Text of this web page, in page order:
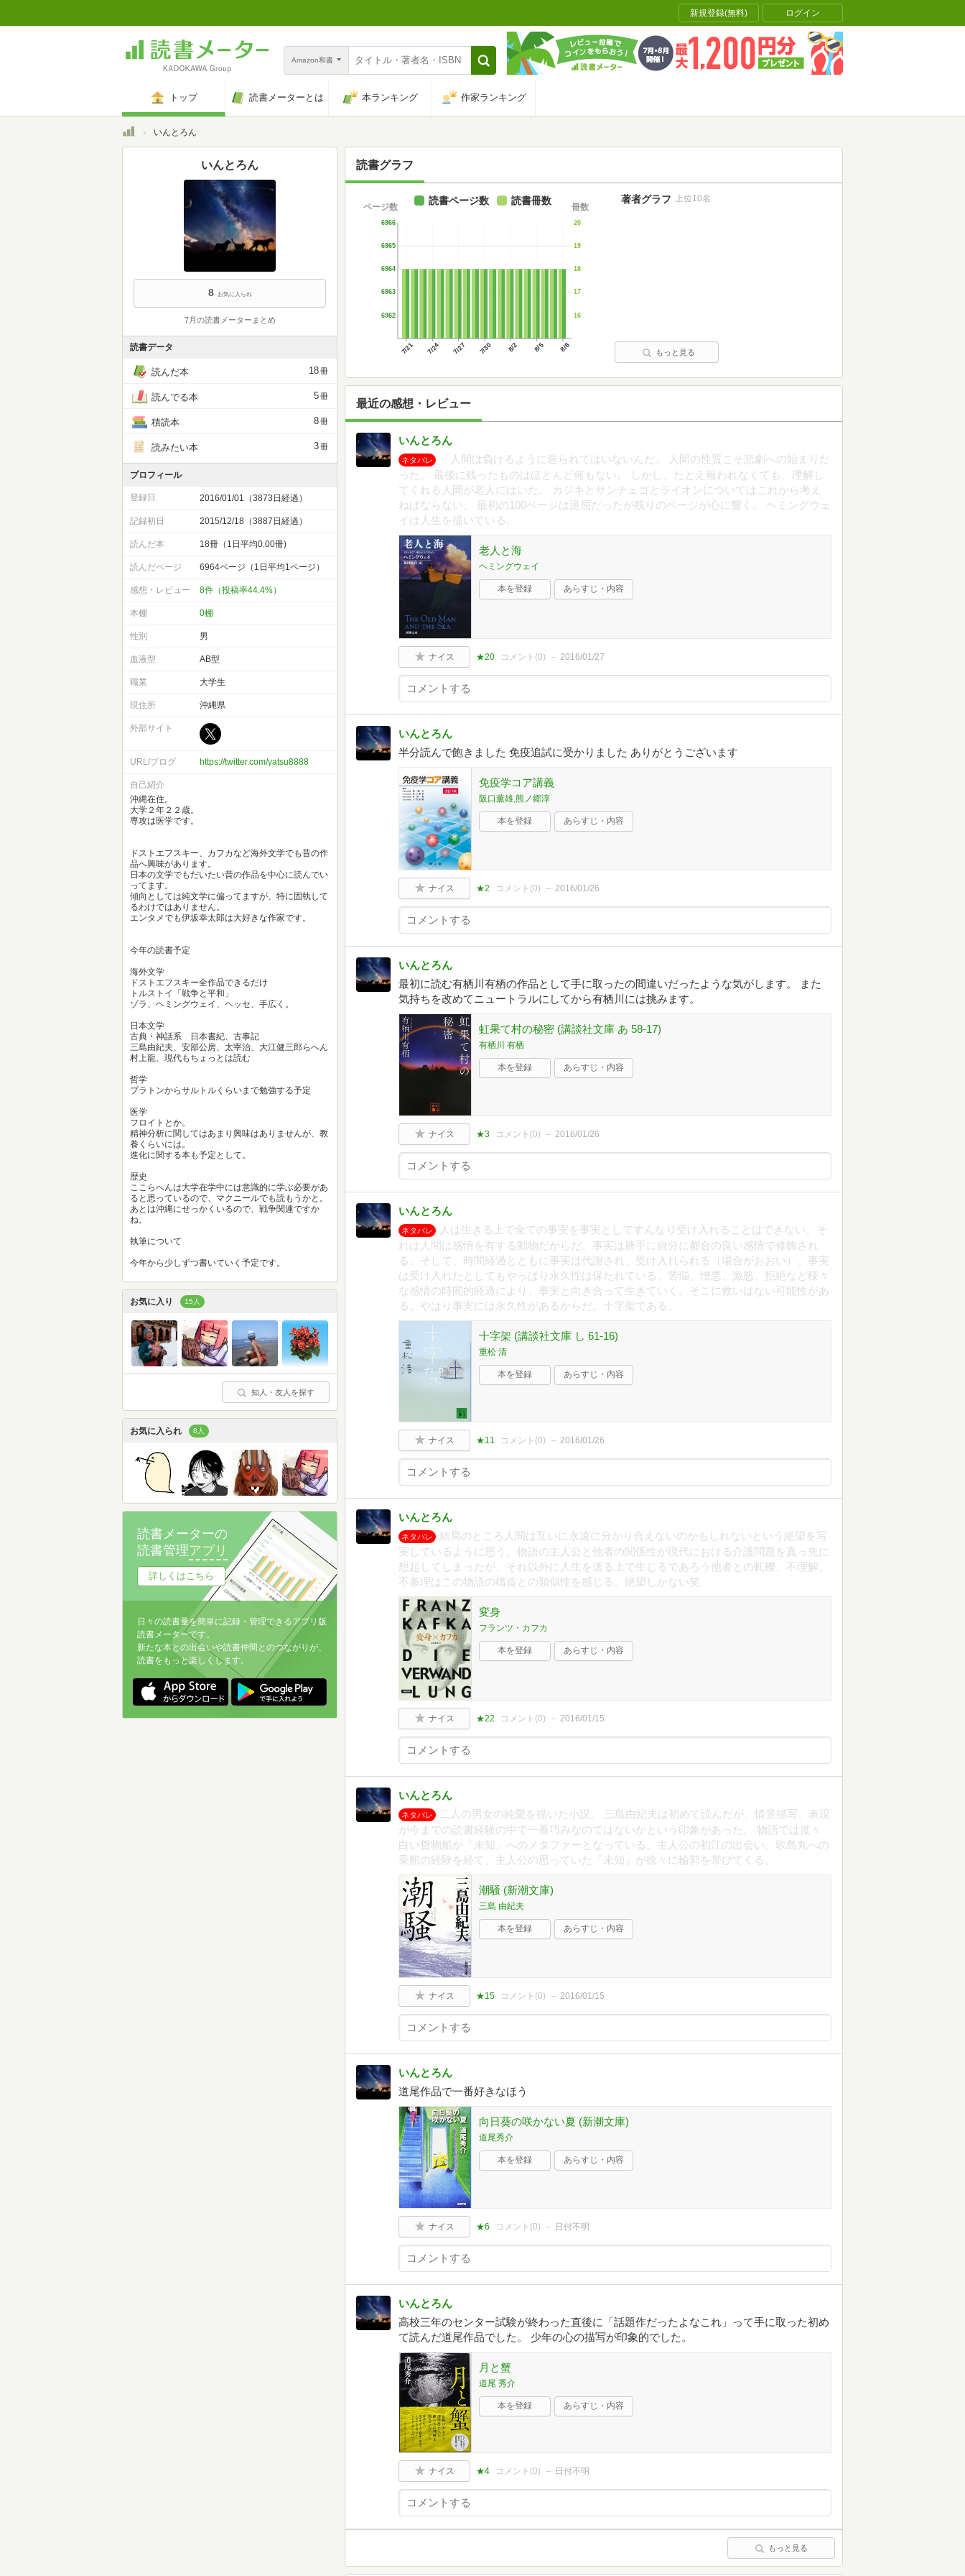
新規登録(無料) ログイン
Amazon和書
トップ 読書メーターとは 本ランキング 作家ランキング
トップいんとろん
読書グラフ
7/21 7/24 7/27 7/30 8/2 8/5 8/8
6962
6963
6964
6965
6966
ページ数
16
17
18
19
20
冊数
読書ページ数 読書冊数 著者グラフ 上位10名
もっと見る
最近の感想・レビュー
いんとろん
ネタバレ
「人間は負けるように造られてはいないんだ」 人間の性質こそ悲劇への始まりだ
った。 最後に残ったものはほとんど何もない。 しかし、たとえ報われなくても、理解し
てくれる人間が老人にはいた。 カジキとサンチェゴとライオンについてはこれから考え
ねばならない。 最初の100ページは退屈だったが残りのページが心に響く。 ヘミングウェ
イは人生を描いている。
老人と海
ヘミングウェイ
本を登録 あらすじ・内容
ナイス ★20 コメント(0) 2016/01/27
いんとろん
半分読んで飽きました 免疫追試に受かりました ありがとうございます
免疫学コア講義
阪口薫雄,熊ノ郷淳
本を登録 あらすじ・内容
ナイス ★2 コメント(0) 2016/01/26
いんとろん
最初に読む有栖川有栖の作品として手に取ったの間違いだったような気がします。 また
気持ちを改めてニュートラルにしてから有栖川には挑みます。
虹果て村の秘密 (講談社文庫 あ 58-17)
有栖川 有栖
本を登録 あらすじ・内容
ナイス ★3 コメント(0) 2016/01/26
いんとろん
ネタバレ
人は生きる上で全ての事実を事実としてすんなり受け入れることはできない。そ
れは人間は感情を有する動物だからだ。事実は勝手に自分に都合の良い感情で修飾され
る。そして、時間経過とともに事実は代謝され、受け入れられる（場合がおおい）。事実
は受け入れたとしてもやっぱり永久性は保たれている。苦悩、憎悪、激怒、拒絶など様々
な感情の時間的経過により、事実と向き合って生きていく。そこに救いはない可能性があ
る。やはり事実には永久性があるからだ。十字架である。
十字架 (講談社文庫 し 61-16)
重松 清
本を登録 あらすじ・内容
ナイス ★11 コメント(0) 2016/01/26
いんとろん
ネタバレ
結局のところ人間は互いに永遠に分かり合えないのかもしれないという絶望を写
実しているように思う。物語の主人公と他者の関係性が現代における介護問題を真っ先に
想起してしまったが、それ以外に人生を送る上で生じるであろう他者との軋轢、不理解、
不条理はこの物語の構造との類似性を感じる。絶望しかない笑
変身
フランツ・カフカ
本を登録 あらすじ・内容
ナイス ★22 コメント(0) 2016/01/15
いんとろん
ネタバレ
二人の男女の純愛を描いた小説。 三島由紀夫は初めて読んだが、情景描写、表現
が今までの読書経験の中で一番巧みなのではないかという印象があった。 物語では度々
白い貨物船が「未知」へのメタファーとなっている。主人公の初江の出会い、歌島丸への
乗船の経験を経て、主人公の思っていた「未知」が徐々に輪郭を帯びてくる。
潮騒 (新潮文庫)
三島 由紀夫
本を登録 あらすじ・内容
ナイス ★15 コメント(0) 2016/01/15
いんとろん
道尾作品で一番好きなほう
向日葵の咲かない夏 (新潮文庫)
道尾秀介
本を登録 あらすじ・内容
ナイス ★6 コメント(0) 日付不明
いんとろん
高校三年のセンター試験が終わった直後に「話題作だったよなこれ」って手に取った初め
て読んだ道尾作品でした。 少年の心の描写が印象的でした。
月と蟹
道尾 秀介
本を登録 あらすじ・内容
ナイス ★4 コメント(0) 日付不明
もっと見る
いんとろん
8 お気に入られ
7月の読書メーターまとめ
読書データ
読んだ本 18冊
読んでる本 5冊
積読本 8冊
読みたい本 3冊
プロフィール
登録日 2016/01/01（3873日経過）
記録初日 2015/12/18（3887日経過）
読んだ本 18冊（1日平均0.00冊)
読んだページ 6964ページ（1日平均1ページ）
感想・レビュー 8件（投稿率44.4%）
本棚 0棚
性別 男
血液型 AB型
職業 大学生
現住所 沖縄県
外部サイト
URL/ブログ https://twitter.com/yatsu8888
自己紹介
沖縄在住。
大学２年２２歳。
専攻は医学です。
ドストエフスキー、カフカなど海外文学でも昔の作
品へ興味があります。
日本の文学でもだいたい昔の作品を中心に読んでい
ってます。
傾向としては純文学に偏ってますが、特に固執して
るわけではありません。
エンタメでも伊坂幸太郎は大好きな作家です。
今年の読書予定
海外文学
ドストエフスキー全作品できるだけ
トルストイ「戦争と平和」
ゾラ、ヘミングウェイ、ヘッセ、手広く。
日本文学
古典・神話系 日本書紀、古事記
三島由紀夫、安部公房、太宰治、大江健三郎らへん
村上龍、現代もちょっとは読む
哲学
プラトンからサルトルくらいまで勉強する予定
医学
フロイトとか。
精神分析に関してはあまり興味はありませんが、教
養くらいには。
進化に関する本も予定として。
歴史
ここらへんは大学在学中には意識的に学ぶ必要があ
ると思っているので、マクニールでも読もうかと。
あとは沖縄にせっかくいるので、戦争関連ですか
ね。
執筆について
今年から少しずつ書いていく予定です。
お気に入り 15人
知人・友人を探す
お気に入られ 8人
読書メーターの
読書管理アプリ
詳しくはこちら
日々の読書量を簡単に記録・管理できるアプリ版
読書メーターです。
新たな本との出会いや読書仲間とのつながりが、
読書をもっと楽しくします。